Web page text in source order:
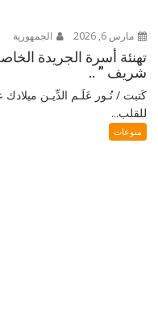
مارس 6, 2026 الجمهورية
تهنئة أسرة الجريدة
شريف ” ..
كَتبت / نُـور عَلَـم الدِّيـن
للقلب...
منوعات